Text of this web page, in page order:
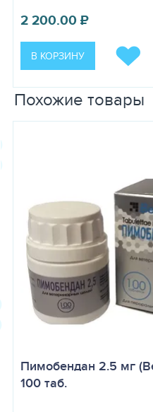
2 200.00₽
В КОРЗИНУ
Похожие товары
Пимобендан 2.5 мг
100 таб.